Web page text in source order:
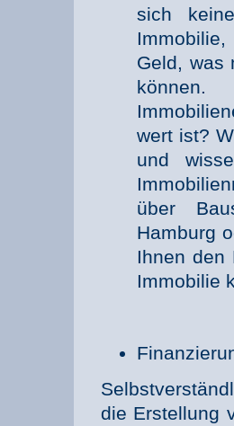
sich
Geld, was
wert ist?
und
über
Hamburg
Ihnen den
Immobilie
die Erstellung